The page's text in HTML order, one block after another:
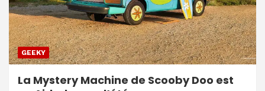
GEEKY
La Mystery Machine de Scooby Doo est